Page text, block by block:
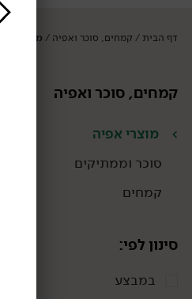
דף הבית / קמחים, סוכר ואפיה / מוצרי אפיה
קמחים, סוכר ואפיה
מוצרי אפיה
סוכר וממתיקים
קמחים
סינון לפי:
במבצע